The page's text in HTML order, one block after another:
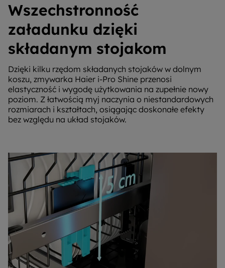
Wszechstronność
załadunku dzięki
składanym stojakom
Dzięki kilku rzędom składanych stojaków w dolnym
koszu, zmywarka Haier i-Pro Shine przenosi
elastyczność i wygodę użytkowania na zupełnie nowy
poziom. Z łatwością myj naczynia o niestandardowych
rozmiarach i kształtach, osiągając doskonałe efekty
bez względu na układ stojaków.